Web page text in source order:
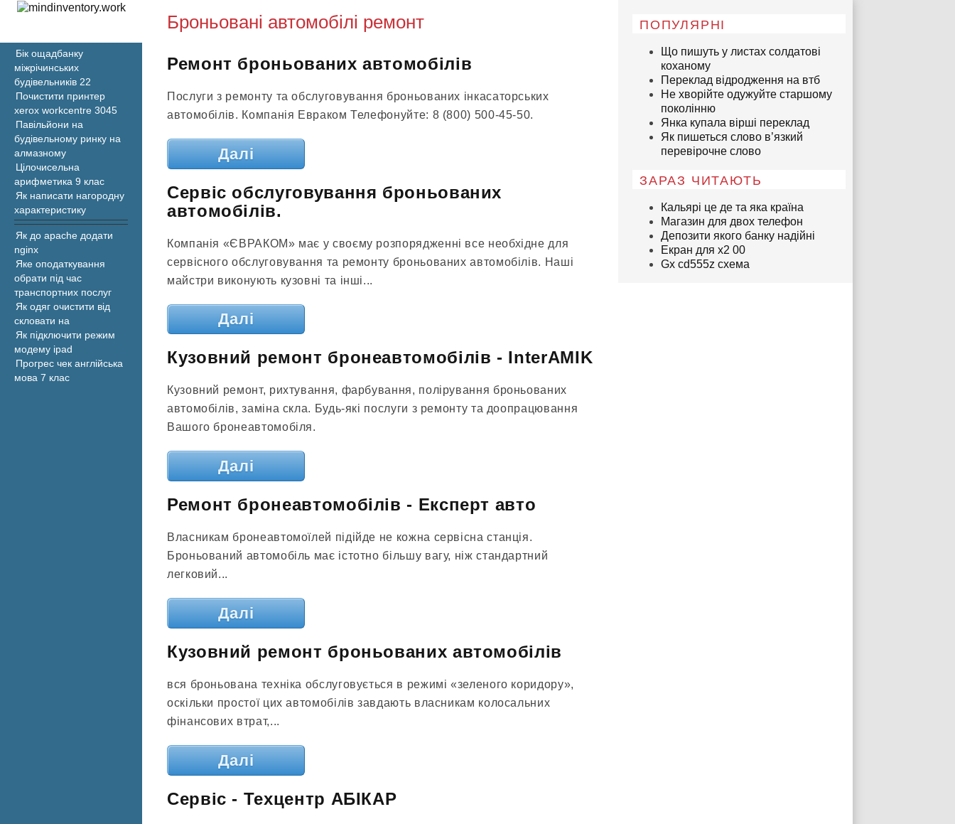
Броньовані автомобілі ремонт
Ремонт броньованих автомобілів
Послуги з ремонту та обслуговування броньованих інкасаторських
автомобілів. Компанія Евраком Телефонуйте: 8 (800) 500-45-50.
Далі
Сервіс обслуговування броньованих
автомобілів.
Компанія «ЄВРАКОМ» має у своєму розпорядженні все необхідне для
сервісного обслуговування та ремонту броньованих автомобілів. Наші
майстри виконують кузовні та інші...
Далі
Кузовний ремонт бронеавтомобілів - InterAMIK
Кузовний ремонт, рихтування, фарбування, полірування броньованих
автомобілів, заміна скла. Будь-які послуги з ремонту та доопрацювання
Вашого бронеавтомобіля.
Далі
Ремонт бронеавтомобілів - Експерт авто
Власникам бронеавтомоїлей підійде не кожна сервісна станція.
Броньований автомобіль має істотно більшу вагу, ніж стандартний
легковий...
Далі
Кузовний ремонт броньованих автомобілів
вся броньована техніка обслуговується в режимі «зеленого коридору»,
оскільки простої цих автомобілів завдають власникам колосальних
фінансових втрат,...
Далі
Сервіс - Техцентр АБІКАР
ПОПУЛЯРНІ
Що пишуть у листах солдатові
коханому
Переклад відродження на втб
Не хворійте одужуйте старшому
поколінню
Янка купала вірші переклад
Як пишеться слово в’язкий
перевірочне слово
ЗАРАЗ ЧИТАЮТЬ
Кальярі це де та яка країна
Магазин для двох телефон
Депозити якого банку надійні
Екран для x2 00
Gx cd555z схема
Бік ощадбанку
міжрічинських
будівельників 22
Почистити принтер
xerox workcentre 3045
Павільйони на
будівельному ринку на
алмазному
Цілочисельна
арифметика 9 клас
Як написати нагородну
характеристику
Як до apache додати
nginx
Яке оподаткування
обрати під час
транспортних послуг
Як одяг очистити від
скловати на
Як підключити режим
модему ipad
Прогрес чек англійська
мова 7 клас